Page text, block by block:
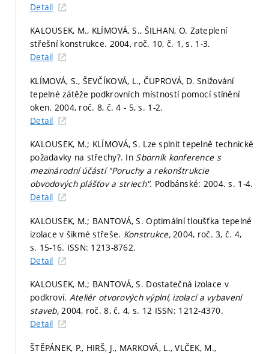
Detail
KALOUSEK, M., KLÍMOVÁ, S., ŠILHAN, O. Zateplení
střešní konstrukce. 2004, roč. 10, č. 1,s. 1-3.
Detail
KLÍMOVÁ, S., ŠEVČÍKOVÁ, L., ČUPROVÁ, D. Snižování
tepelné zátěže podkrovních místností pomocí stínění
oken. 2004, roč. 8, č. 4 - 5,s. 1-2.
Detail
KALOUSEK, M.; KLÍMOVÁ, S. Lze splnit tepelně technické
požadavky na střechy?. In Sborník konference s
mezinárodní účástí "Poruchy a rekonštrukcie
obvodových plášťov a striech". Podbánské: 2004.s. 1-4.
Detail
KALOUSEK, M.; BANTOVÁ, S. Optimální tloušťka tepelné
izolace v šikmé střeše. Konstrukce, 2004, roč. 3, č. 4,
s. 15-16. ISSN: 1213-8762.
Detail
KALOUSEK, M.; BANTOVÁ, S. Dostatečná izolace v
podkroví. Ateliér otvorových výplní, izolací a vybavení
staveb,2004, roč. 8, č. 4, s. 12 ISSN: 1212-4370.
Detail
ŠTĚPÁNEK, P., HIRŠ, J., MARKOVÁ, L., VLČEK, M.,